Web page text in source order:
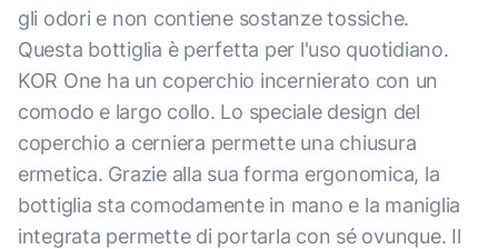
gli odori e non contiene sostanze tossiche.
Questa bottiglia è perfetta per l'uso quotidiano.
KOR One ha un coperchio incernierato con un
comodo e largo collo. Lo speciale design del
coperchio a cerniera permette una chiusura
ermetica. Grazie alla sua forma ergonomica, la
bottiglia sta comodamente in mano e la maniglia
integrata permette di portarla con sé ovunque. Il